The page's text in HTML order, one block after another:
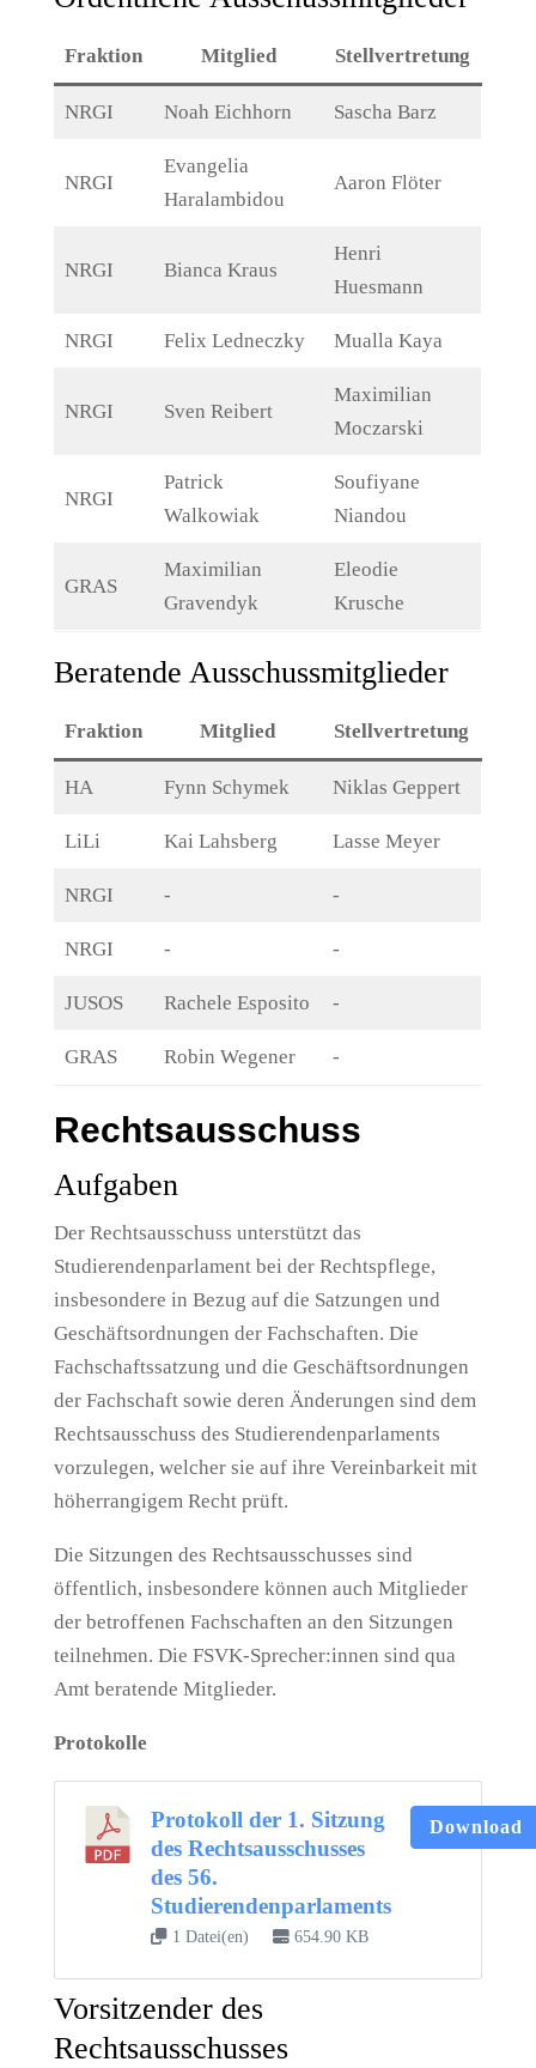
Fraktion Mitglied Stellvertretung
NRGI Noah Eichhorn Sascha Barz
NRGI
Evangelia
Haralambidou
Aaron Flöter
NRGI Bianca Kraus
Henri
Huesmann
NRGI Felix Ledneczky Mualla Kaya
NRGI Sven Reibert
Maximilian
Moczarski
NRGI
Patrick
Walkowiak
Soufiyane
Niandou
GRAS
Maximilian
Gravendyk
Eleodie
Krusche
Beratende Ausschussmitglieder
Fraktion Mitglied Stellvertretung
HA Fynn Schymek Niklas Geppert
LiLi Kai Lahsberg Lasse Meyer
NRGI - -
NRGI - -
JUSOS Rachele Esposito -
GRAS Robin Wegener -
Rechtsausschuss
Aufgaben
Der Rechtsausschuss unterstützt das
Studierendenparlament bei der Rechtspflege,
insbesondere in Bezug auf die Satzungen und
Geschäftsordnungen der Fachschaften. Die
Fachschaftssatzung und die Geschäftsordnungen
der Fachschaft sowie deren Änderungen sind dem
Rechtsausschuss des Studierendenparlaments
vorzulegen, welcher sie auf ihre Vereinbarkeit mit
höherrangigem Recht prüft.
Die Sitzungen des Rechtsausschusses sind
öffentlich, insbesondere können auch Mitglieder
der betroffenen Fachschaften an den Sitzungen
teilnehmen. Die FSVK-Sprecher:innen sind qua
Amt beratende Mitglieder.
Protokolle
Protokoll der 1. Sitzung
des Rechtsausschusses
des 56.
Studierendenparlaments
1 Datei(en) 654.90 KB
Download
Vorsitzender des
Rechtsausschusses